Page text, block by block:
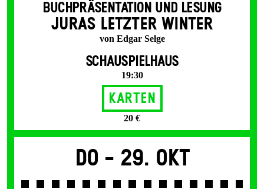
BUCHPRÄSENTATION UND LESUNG
JURAS LETZTER WINTER
von Edgar Selge
SCHAUSPIELHAUS
19:30
Karten
20 €
Do - 29. Okt